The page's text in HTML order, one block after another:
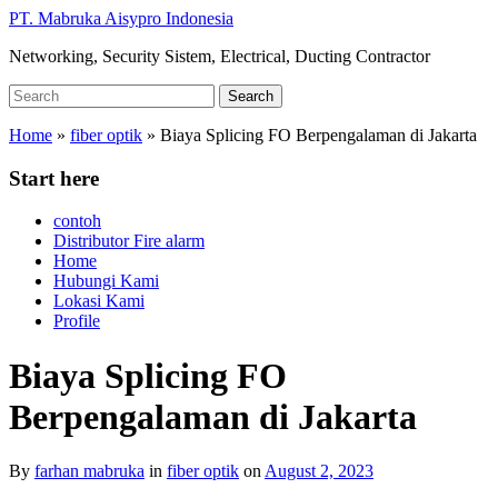
Skip
main
PT. Mabruka Aisypro Indonesia
Networking, Security Sistem, Electrical, Ducting Contractor
Search
for:
Search
Home » fiber optik » Biaya Splicing FO Berpengalaman di Jakarta
Start here
contoh
Distributor Fire alarm
Home
Hubungi Kami
Lokasi Kami
Profile
Biaya Splicing FO
Berpengalaman di Jakarta
By farhan mabruka in fiber optik on August 2, 2023